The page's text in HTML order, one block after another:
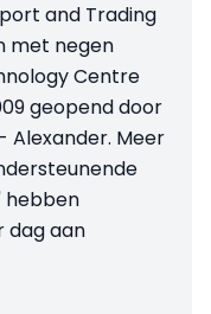
and Trading
met negen
Centre
geopend door
Alexander. Meer
hebben
dag aan